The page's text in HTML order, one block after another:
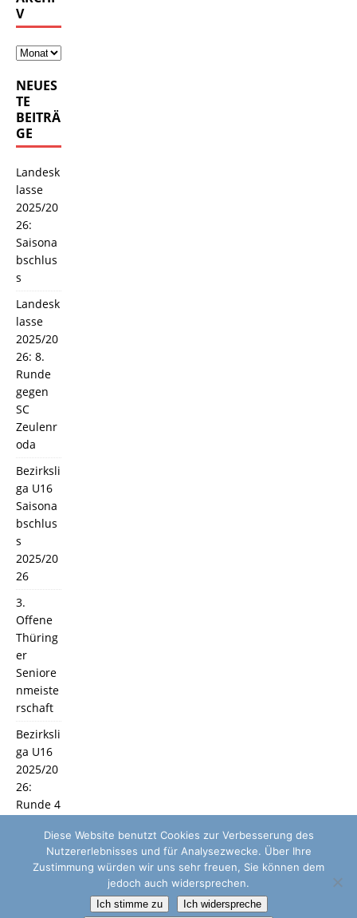
V
NEUES
TE
BEITRÄ
GE
Landesk
lasse
2025/20
26:
Saisona
bschlus
s
Landesk
lasse
2025/20
26: 8.
Runde
gegen
SC
Zeulenr
oda
Bezirksli
ga U16
Saisona
bschlus
s
2025/20
26
3.
Offene
Thüring
er
Seniore
nmeiste
rschaft
Bezirksli
ga U16
2025/20
26:
Runde 4
Diese Website benutzt Cookies zur Verbesserung des
Nutzererlebnisses und für Analysezwecke. Über Ihre
Zustimmung würden wir uns sehr freuen, Sie können dem
jedoch auch widersprechen.
Ich stimme zu Ich widerspreche